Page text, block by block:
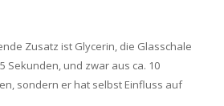
Zusatz ist Glycerin, die Glasschale
Sekunden, und zwar aus ca. 10
sondern er hat selbst Einfluss auf